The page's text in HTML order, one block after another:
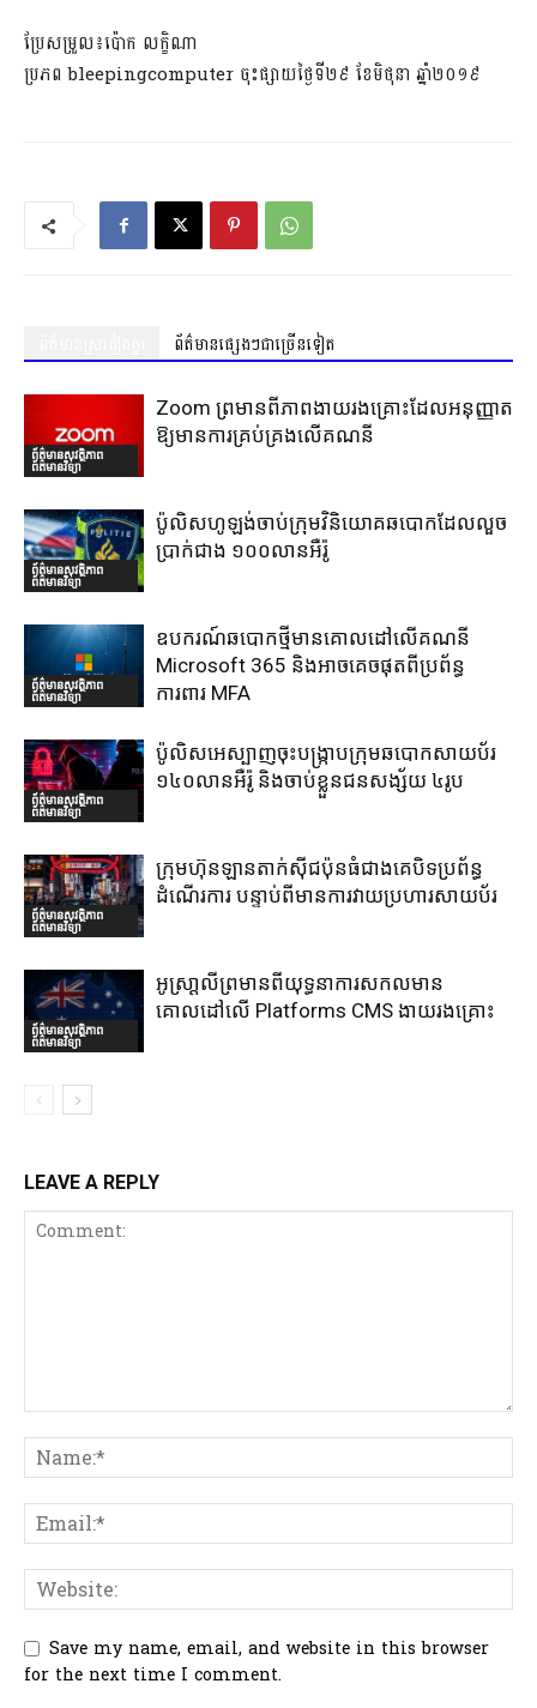
ប្រែសម្រួល៖ប៉ោក លក្ខិណា
ប្រភព bleepingcomputer ចុះផ្សាយថ្ងៃទី២៩ ខែមិថុនា ឆ្នាំ២០១៩
ព័ត៌មានផ្សេងៗជាច្រើនទៀត
ព័ត៌មានសុវត្ថិភាព
ព័ត៌មានវិទ្យា
Zoom ព្រមានពីភាពងាយរងគ្រោះដែលអនុញ្ញាត
ឱ្យមានការគ្រប់គ្រងលើគណនី
ព័ត៌មានសុវត្ថិភាព
ព័ត៌មានវិទ្យា
ប៉ូលិសហូឡង់ចាប់ក្រុមវិនិយោគឆបោកដែលលួច
ប្រាក់ជាង ១០០លានអឺរ៉ូ
ព័ត៌មានសុវត្ថិភាព
ព័ត៌មានវិទ្យា
ឧបករណ៍ឆបោកថ្មីមានគោលដៅលើគណនី
Microsoft 365 និងអាចគេចផុតពីប្រព័ន្ធ
ការពារ MFA
ព័ត៌មានសុវត្ថិភាព
ព័ត៌មានវិទ្យា
ប៉ូលិសអេស្បាញចុះបង្រ្កាបក្រុមឆបោកសាយប័រ
១៤០លានអឺរ៉ូ និងចាប់ខ្លួនជនសង្ស័យ ៤រូប
ព័ត៌មានសុវត្ថិភាព
ព័ត៌មានវិទ្យា
ក្រុមហ៊ុនឡានតាក់ស៊ីជប៉ុនធំជាងគេបិទប្រព័ន្ធ
ដំណើរការ បន្ទាប់ពីមានការវាយប្រហារសាយប័រ
ព័ត៌មានសុវត្ថិភាព
ព័ត៌មានវិទ្យា
អូស្រា្តលីព្រមានពីយុទ្ធនាការសកលមាន
គោលដៅលើ Platforms CMS ងាយរងគ្រោះ
LEAVE A REPLY
Save my name, email, and website in this browser
for the next time I comment.